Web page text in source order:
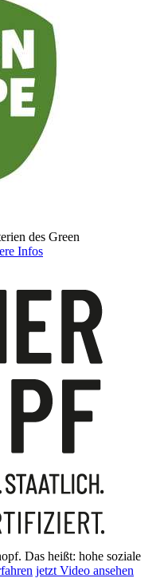
des Green
Infos
Das heißt: hohe soziale
jetzt Video ansehen